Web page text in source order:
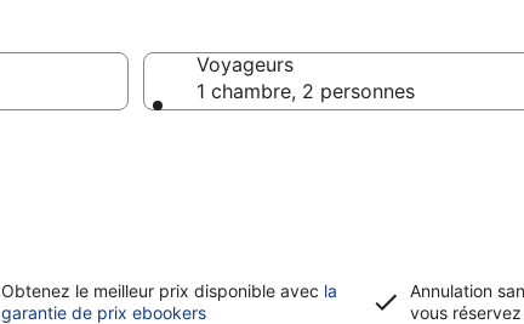
Voyageurs
1 chambre, 2 personnes
Obtenez le meilleur prix disponible avec la
garantie de prix ebookersS’ouvre
Annulation
vous